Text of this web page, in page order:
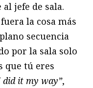
jefe de sala.
la cosa más
secuencia
por la sala solo
que tú eres
did it my way”,